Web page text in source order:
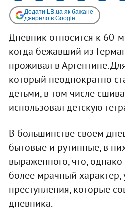
Додати LB.ua як бажане
джерело в Google
Дневник относится к 60-
когда бежавший из
проживал в Аргентине.
который неоднократно
детьми, в том числе
использовал детскую
В большинстве своем
бытовые и рутинные, в
выраженного, что,
более мрачный характер,
преступления, которые
дневника.